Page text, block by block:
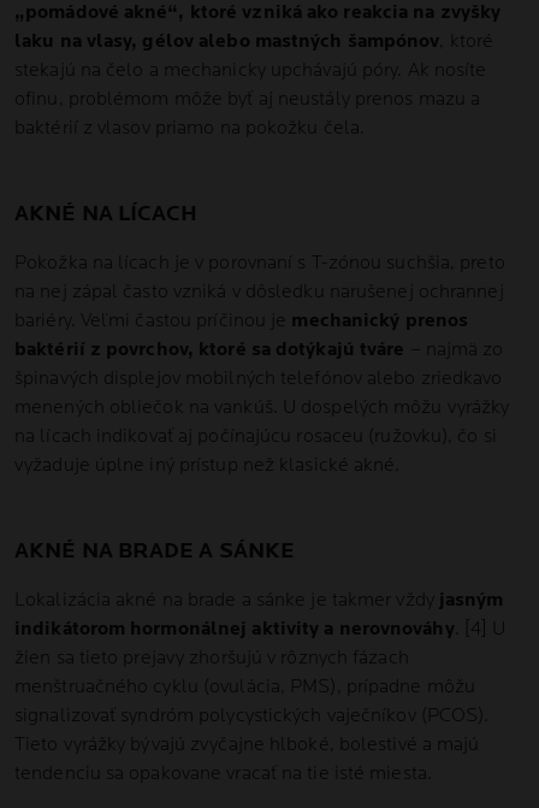
„pomádové akné“, ktoré vzniká ako reakcia na zvyšky
laku na vlasy, gélov alebo mastných šampónov , ktoré
stekajú na čelo a mechanicky upchávajú póry. Ak nosíte
ofinu, problémom môže byť aj neustály prenos mazu a
baktérií z vlasov priamo na pokožku čela.
AKNÉ NA LÍCACH
Pokožka na lícach je v porovnaní s T-zónou suchšia, preto
na nej zápal často vzniká v dôsledku narušenej ochrannej
bariéry. Veľmi častou príčinou je mechanický prenos
baktérií z povrchov, ktoré sa dotýkajú tváre – najmä zo
špinavých displejov mobilných telefónov alebo zriedkavo
menených obliečok na vankúš. U dospelých môžu vyrážky
na lícach indikovať aj počínajúcu rosaceu (ružovku), čo si
vyžaduje úplne iný prístup než klasické akné.
AKNÉ NA BRADE A SÁNKE
Lokalizácia akné na brade a sánke je takmer vždyjasným
indikátorom hormonálnej aktivity a nerovnováhy . [4] U
žien sa tieto prejavy zhoršujú v rôznych fázach
menštruačného cyklu (ovulácia, PMS), prípadne môžu
signalizovať syndróm polycystických vaječníkov (PCOS).
Tieto vyrážky bývajú zvyčajne hlboké, bolestivé a majú
tendenciu sa opakovane vracať na tie isté miesta.